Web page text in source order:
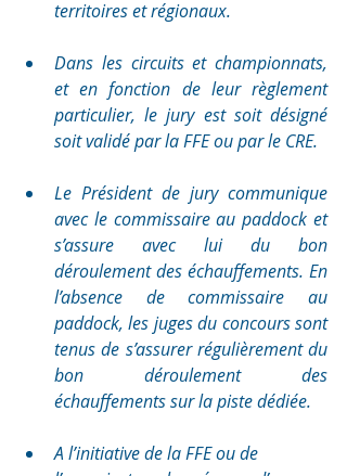
territoires et régionaux.
Dans les circuits et championnats,
et en fonction de leur règlement
particulier, le jury est soit désigné
soit validé par la FFE ou par le CRE.
Le Président de jury communique
avec le commissaire au paddock et
s’assure avec lui du bon
déroulement des échauffements. En
l’absence de commissaire au
paddock, les juges du concours sont
tenus de s’assurer régulièrement du
bon déroulement des
échauffements sur la piste dédiée.
A l’initiative de la FFE ou de